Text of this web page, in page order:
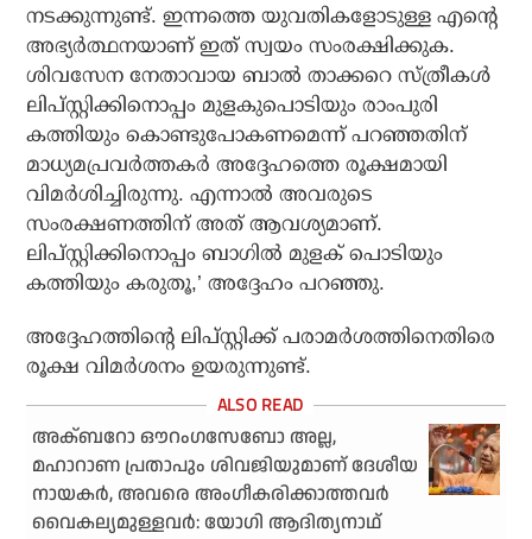
നടക്കുന്നുണ്ട്. ഇന്നത്തെ യുവതികളോടുള്ള എന്റെ
അഭ്യർത്ഥനയാണ് ഇത് സ്വയം സംരക്ഷിക്കുക.
ശിവസേന നേതാവായ ബാൽ താക്കറെ സ്ത്രീകൾ
ലിപ്സ്റ്റിക്കിനൊപ്പം മുളകുപൊടിയും രാംപുരി
കത്തിയും കൊണ്ടുപോകണമെന്ന് പറഞ്ഞതിന്
മാധ്യമപ്രവർത്തകർ അദ്ദേഹത്തെ രൂക്ഷമായി
വിമർശിച്ചിരുന്നു. എന്നാൽ അവരുടെ
സംരക്ഷണത്തിന് അത് ആവശ്യമാണ്.
ലിപ്സ്റ്റിക്കിനൊപ്പം ബാഗിൽ മുളക് പൊടിയും
കത്തിയും കരുതൂ,’ അദ്ദേഹം പറഞ്ഞു.
അദ്ദേഹത്തിന്റെ ലിപ്സ്റ്റിക്ക് പരാമർശത്തിനെതിരെ
രൂക്ഷ വിമർശനം ഉയരുന്നുണ്ട്.
അക്ബറോ ഔറംഗസേബോ അല്ല,
മഹാറാണ പ്രതാപും ശിവജിയുമാണ് ദേശീയ
നായകർ, അവരെ അംഗീകരിക്കാത്തവർ
വൈകല്യമുള്ളവർ: യോഗി ആദിത്യനാഥ്‌